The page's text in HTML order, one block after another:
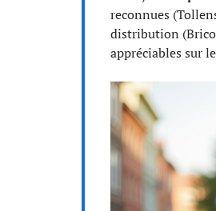
reconnues
distribution
appréciables sur